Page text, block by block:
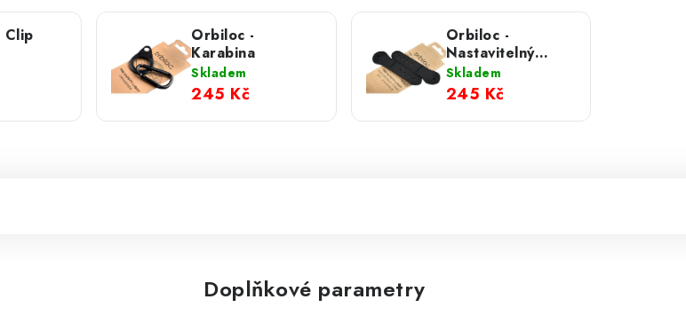
Clip
Orbiloc -
Karabina
Skladem
245 Kč
Orbiloc -
Nastavitelný
pásek 2 ks
Skladem
245 Kč
Doplňkové parametry